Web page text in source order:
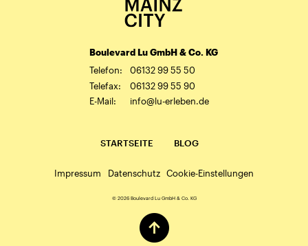
Boulevard Lu GmbH & Co. KG
Telefon:
06132 99 55 50
Telefax:
06132 99 55 90
E-Mail:
info@lu-erleben.de
STARTSEITE BLOG
Impressum Datenschutz Cookie-Einstellungen
© 2026 Boulevard Lu GmbH & Co. KG